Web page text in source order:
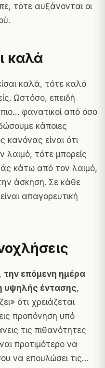
τότε αυξάνονται οι
καλά
καλά, τότε καλό
Ωστόσο, επειδή
φανατικοί από όσο
κάποιες
κανόνας είναι ότι
τότε μπορείς
κάτω από τον λαιμό,
άσκηση. Σε κάθε
απαγορευτική
την επόμενη ημέρα
υψηλής έντασης,
ότι χρειάζεται
προπόνηση υπό
τις πιθανότητες
προτιμότερο να
να επουλώσει τις…